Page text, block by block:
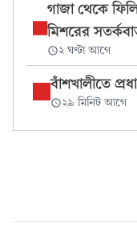
গাজা থেকে
মিশরের
২ ঘণ্টা আগে
বাঁশখালীতে
২৯ মিনিট আগে